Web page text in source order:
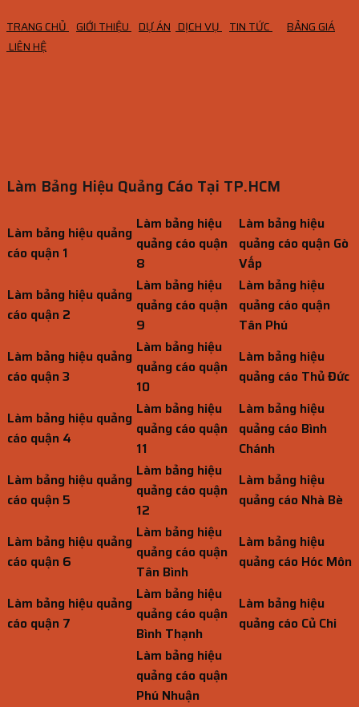
TRANG CHỦ GIỚI THIỆU DỰ ÁN DỊCH VỤ TIN TỨC
BẢNG GIÁ
LIÊN HỆ
Làm Bảng Hiệu Quảng Cáo Tại TP.HCM
Làm bảng hiệu quảng
cáo quận 1
Làm bảng hiệu
quảng cáo quận
8
Làm bảng hiệu
quảng cáo quận Gò
Vấp
Làm bảng hiệu quảng
cáo quận 2
Làm bảng hiệu
quảng cáo quận
9
Làm bảng hiệu
quảng cáo quận
Tân Phú
Làm bảng hiệu quảng
cáo quận 3
Làm bảng hiệu
quảng cáo quận
10
Làm bảng hiệu
quảng cáo Thủ Đức
Làm bảng hiệu quảng
cáo quận 4
Làm bảng hiệu
quảng cáo quận
11
Làm bảng hiệu
quảng cáo Bình
Chánh
Làm bảng hiệu quảng
cáo quận 5
Làm bảng hiệu
quảng cáo quận
12
Làm bảng hiệu
quảng cáo Nhà Bè
Làm bảng hiệu quảng
cáo quận 6
Làm bảng hiệu
quảng cáo quận
Tân Bình
Làm bảng hiệu
quảng cáo Hóc Môn
Làm bảng hiệu quảng
cáo quận 7
Làm bảng hiệu
quảng cáo quận
Bình Thạnh
Làm bảng hiệu
quảng cáo Củ Chi
Làm bảng hiệu
quảng cáo quận
Phú Nhuận